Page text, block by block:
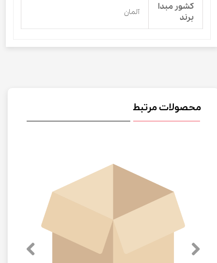
کشور مبدا
برند
آلمان
محصولات مرتبط